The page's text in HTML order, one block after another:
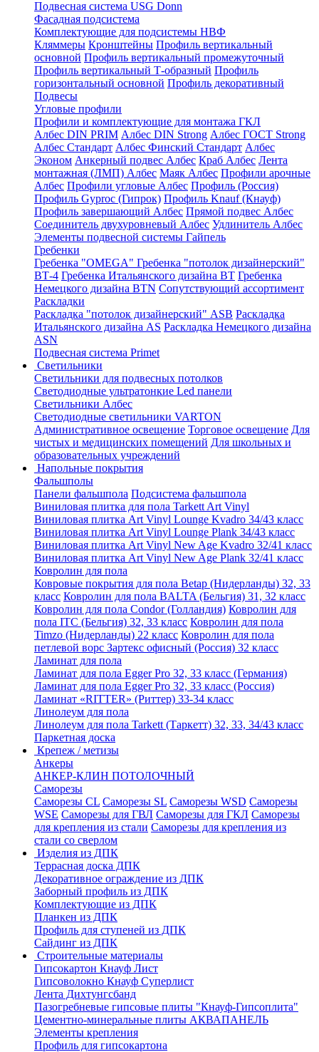
Подвесная система USG Donn
Фасадная подсистема
Комплектующие для подсистемы НВФ
Кляммеры Кронштейны Профиль вертикальный
основной Профиль вертикальный промежуточный
Профиль вертикальный Т-образный Профиль
горизонтальный основной Профиль декоративный
Подвесы
Угловые профили
Профили и комплектующие для монтажа ГКЛ
Албес DIN PRIM Албес DIN Strong Албес ГОСТ Strong
Албес Стандарт Албес Финский Стандарт Албес
Эконом Анкерный подвес Албес Краб Албес Лента
монтажная (ЛМП) Албес Маяк Албес Профили арочные
Албес Профили угловые Албес Профиль (Россия)
Профиль Gyproc (Гипрок) Профиль Knauf (Кнауф)
Профиль завершающий Албес Прямой подвес Албес
Соединитель двухуровневый Албес Удлинитель Албес
Элементы подвесной системы Гайпель
Гребенки
Гребенка "OMEGA" Гребенка "потолок дизайнерский"
ВТ-4 Гребенка Итальянского дизайна BT Гребенка
Немецкого дизайна ВТN Сопутствующий ассортимент
Раскладки
Раскладка "потолок дизайнерский" ASB Раскладка
Итальянского дизайна AS Раскладка Немецкого дизайна
АSN
Подвесная система Primet
Светильники
Светильники для подвесных потолков
Светодиодные ультратонкие Led панели
Светильники Албес
Светодиодные светильники VARTON
Административное освещение Торговое освещение Для
чистых и медицинских помещений Для школьных и
образовательных учреждений
Напольные покрытия
Фальшполы
Панели фальшпола Подсистема фальшпола
Виниловая плитка для пола Tarkett Art Vinyl
Виниловая плитка Art Vinyl Lounge Kvadro 34/43 класс
Виниловая плитка Art Vinyl Lounge Plank 34/43 класс
Виниловая плитка Art Vinyl New Age Kvadro 32/41 класс
Виниловая плитка Art Vinyl New Age Plank 32/41 класс
Ковролин для пола
Ковровые покрытия для пола Betap (Нидерланды) 32, 33
класс Ковролин для пола BALTA (Бельгия) 31, 32 класс
Ковролин для пола Condor (Голландия) Ковролин для
пола ITC (Бельгия) 32, 33 класс Ковролин для пола
Timzo (Нидерланды) 22 класс Ковролин для пола
петлевой ворс Зартекс офисный (Россия) 32 класс
Ламинат для пола
Ламинат для пола Egger Pro 32, 33 класс (Германия)
Ламинат для пола Egger Pro 32, 33 класс (Россия)
Ламинат «RITTER» (Риттер) 33-34 класс
Линолеум для пола
Линолеум для пола Tarkett (Таркетт) 32, 33, 34/43 класс
Паркетная доска
Крепеж / метизы
Анкеры
АНКЕР-КЛИН ПОТОЛОЧНЫЙ
Саморезы
Саморезы CL Саморезы SL Саморезы WSD Саморезы
WSE Саморезы для ГВЛ Саморезы для ГКЛ Саморезы
для крепления из стали Саморезы для крепления из
стали со сверлом
Изделия из ДПК
Террасная доска ДПК
Декоративное ограждение из ДПК
Заборный профиль из ДПК
Комплектующие из ДПК
Планкен из ДПК
Профиль для ступеней из ДПК
Сайдинг из ДПК
Строительные материалы
Гипсокартон Кнауф Лист
Гипсоволокно Кнауф Суперлист
Лента Дихтунгсбанд
Пазогребневые гипсовые плиты "Кнауф-Гипсоплита"
Цементно-минеральные плиты АКВАПАНЕЛЬ
Элементы крепления
Профиль для гипсокартона